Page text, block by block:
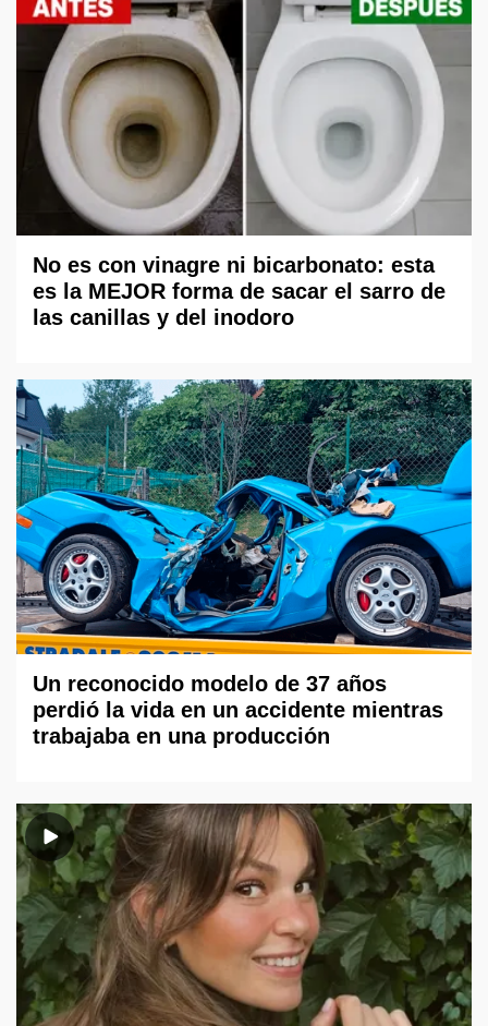
No es con vinagre ni bicarbonato: esta
es la MEJOR forma de sacar el sarro de
las canillas y del inodoro
Un reconocido modelo de 37 años
perdió la vida en un accidente mientras
trabajaba en una producción